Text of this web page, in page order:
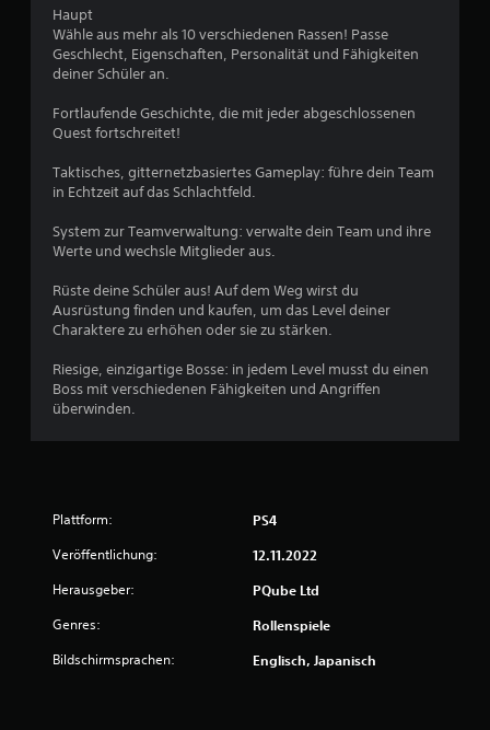
g
e
Haupt
Wähle aus mehr als 10 verschiedenen Rassen! Passe
Geschlecht, Eigenschaften, Personalität und Fähigkeiten
deiner Schüler an.
Fortlaufende Geschichte, die mit jeder abgeschlossenen
Quest fortschreitet!
Taktisches, gitternetzbasiertes Gameplay: führe dein Team
in Echtzeit auf das Schlachtfeld.
System zur Teamverwaltung: verwalte dein Team und ihre
Werte und wechsle Mitglieder aus.
Rüste deine Schüler aus! Auf dem Weg wirst du
Ausrüstung finden und kaufen, um das Level deiner
Charaktere zu erhöhen oder sie zu stärken.
Riesige, einzigartige Bosse: in jedem Level musst du einen
Boss mit verschiedenen Fähigkeiten und Angriffen
überwinden.
Plattform: PS4
Veröffentlichung: 12.11.2022
Herausgeber: PQube Ltd
Genres: Rollenspiele
Bildschirmsprachen: Englisch, Japanisch